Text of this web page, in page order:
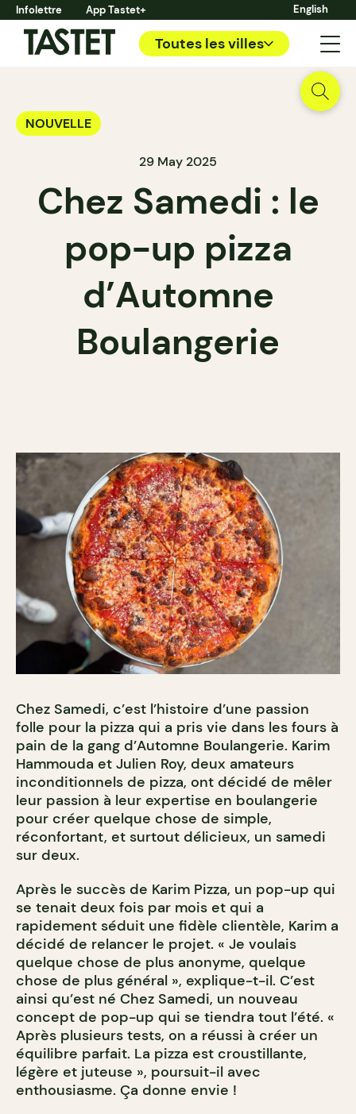
Infolettre App Tastet+ English
Toutes les villes
NOUVELLE
29 May 2025
Chez Samedi : le
pop-up pizza
d’Automne
Boulangerie
Chez Samedi, c’est l’histoire d’une passion
folle pour la pizza qui a pris vie dans les fours à
pain de la gang d’Automne Boulangerie. Karim
Hammouda et Julien Roy, deux amateurs
inconditionnels de pizza, ont décidé de mêler
leur passion à leur expertise en boulangerie
pour créer quelque chose de simple,
réconfortant, et surtout délicieux, un samedi
sur deux.
Après le succès de Karim Pizza, un pop-up qui
se tenait deux fois par mois et qui a
rapidement séduit une fidèle clientèle, Karim a
décidé de relancer le projet. « Je voulais
quelque chose de plus anonyme, quelque
chose de plus général », explique-t-il. C’est
ainsi qu’est né Chez Samedi, un nouveau
concept de pop-up qui se tiendra tout l’été. «
Après plusieurs tests, on a réussi à créer un
équilibre parfait. La pizza est croustillante,
légère et juteuse », poursuit-il avec
enthousiasme. Ça donne envie !